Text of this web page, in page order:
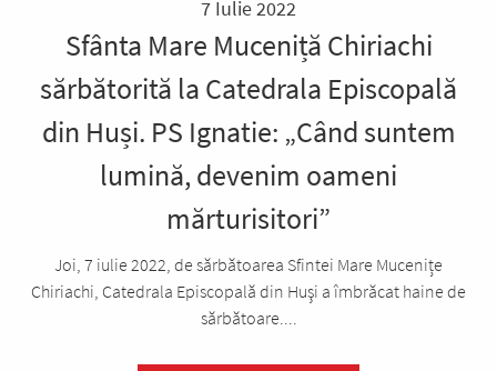
7 Iulie 2022
Sfânta Mare Muceniță Chiriachi
sărbătorită la Catedrala Episcopală
din Huși. PS Ignatie: „Când suntem
lumină, devenim oameni
mărturisitori”
Joi, 7 iulie 2022, de sărbătoarea Sfintei Mare Mucenițe
Chiriachi, Catedrala Episcopală din Huşi a îmbrăcat haine de
sărbătoare....